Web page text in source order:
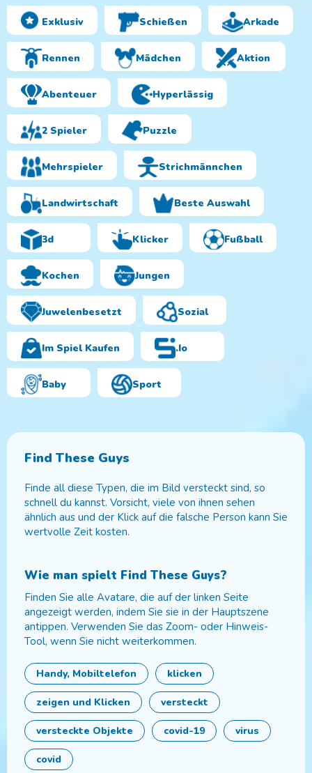
Clash Of Warriors Catch That Cat Sokogem
Exklusiv Schießen Arkade
Rennen Mädchen Aktion
Abenteuer Hyperlässig
2 Spieler Puzzle
Mehrspieler Strichmännchen
Landwirtschaft Beste Auswahl
3d Klicker Fußball
Kochen Jungen
Juwelenbesetzt Sozial
Im Spiel Kaufen .io
Baby Sport
Find These Guys
Finde all diese Typen, die im Bild versteckt sind, so
schnell du kannst. Vorsicht, viele von ihnen sehen
ähnlich aus und der Klick auf die falsche Person kann Sie
wertvolle Zeit kosten.
Wie man spielt Find These Guys?
Finden Sie alle Avatare, die auf der linken Seite
angezeigt werden, indem Sie sie in der Hauptszene
antippen. Verwenden Sie das Zoom- oder Hinweis-
Tool, wenn Sie nicht weiterkommen.
Handy, Mobiltelefon klicken
zeigen und Klicken versteckt
versteckte Objekte covid-19 virus
covid